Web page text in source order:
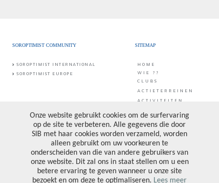
SOROPTIMIST COMMUNITY
SOROPTIMIST INTERNATIONAL
SOROPTIMIST EUROPE
SITEMAP
HOME
WIE ??
CLUBS
ACTIETERREINEN
ACTIVITEITEN
DONATE
PRIVACY POLICY
Middaglijnstraat 10
1210 Brussel
Bankrekening: BE25 0017 6998 6682
Ondernemingsnummer: 0473.157.090
CONTACTEER ONS
VOLG ONS